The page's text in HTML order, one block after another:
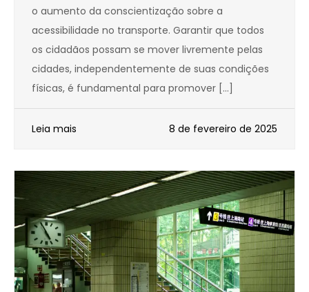
o aumento da conscientização sobre a
acessibilidade no transporte. Garantir que todos
os cidadãos possam se mover livremente pelas
cidades, independentemente de suas condições
físicas, é fundamental para promover […]
Leia mais 8 de fevereiro de 2025